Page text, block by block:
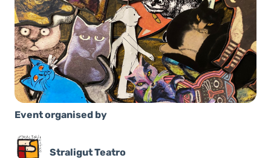
Event organised by
Straligut Teatro